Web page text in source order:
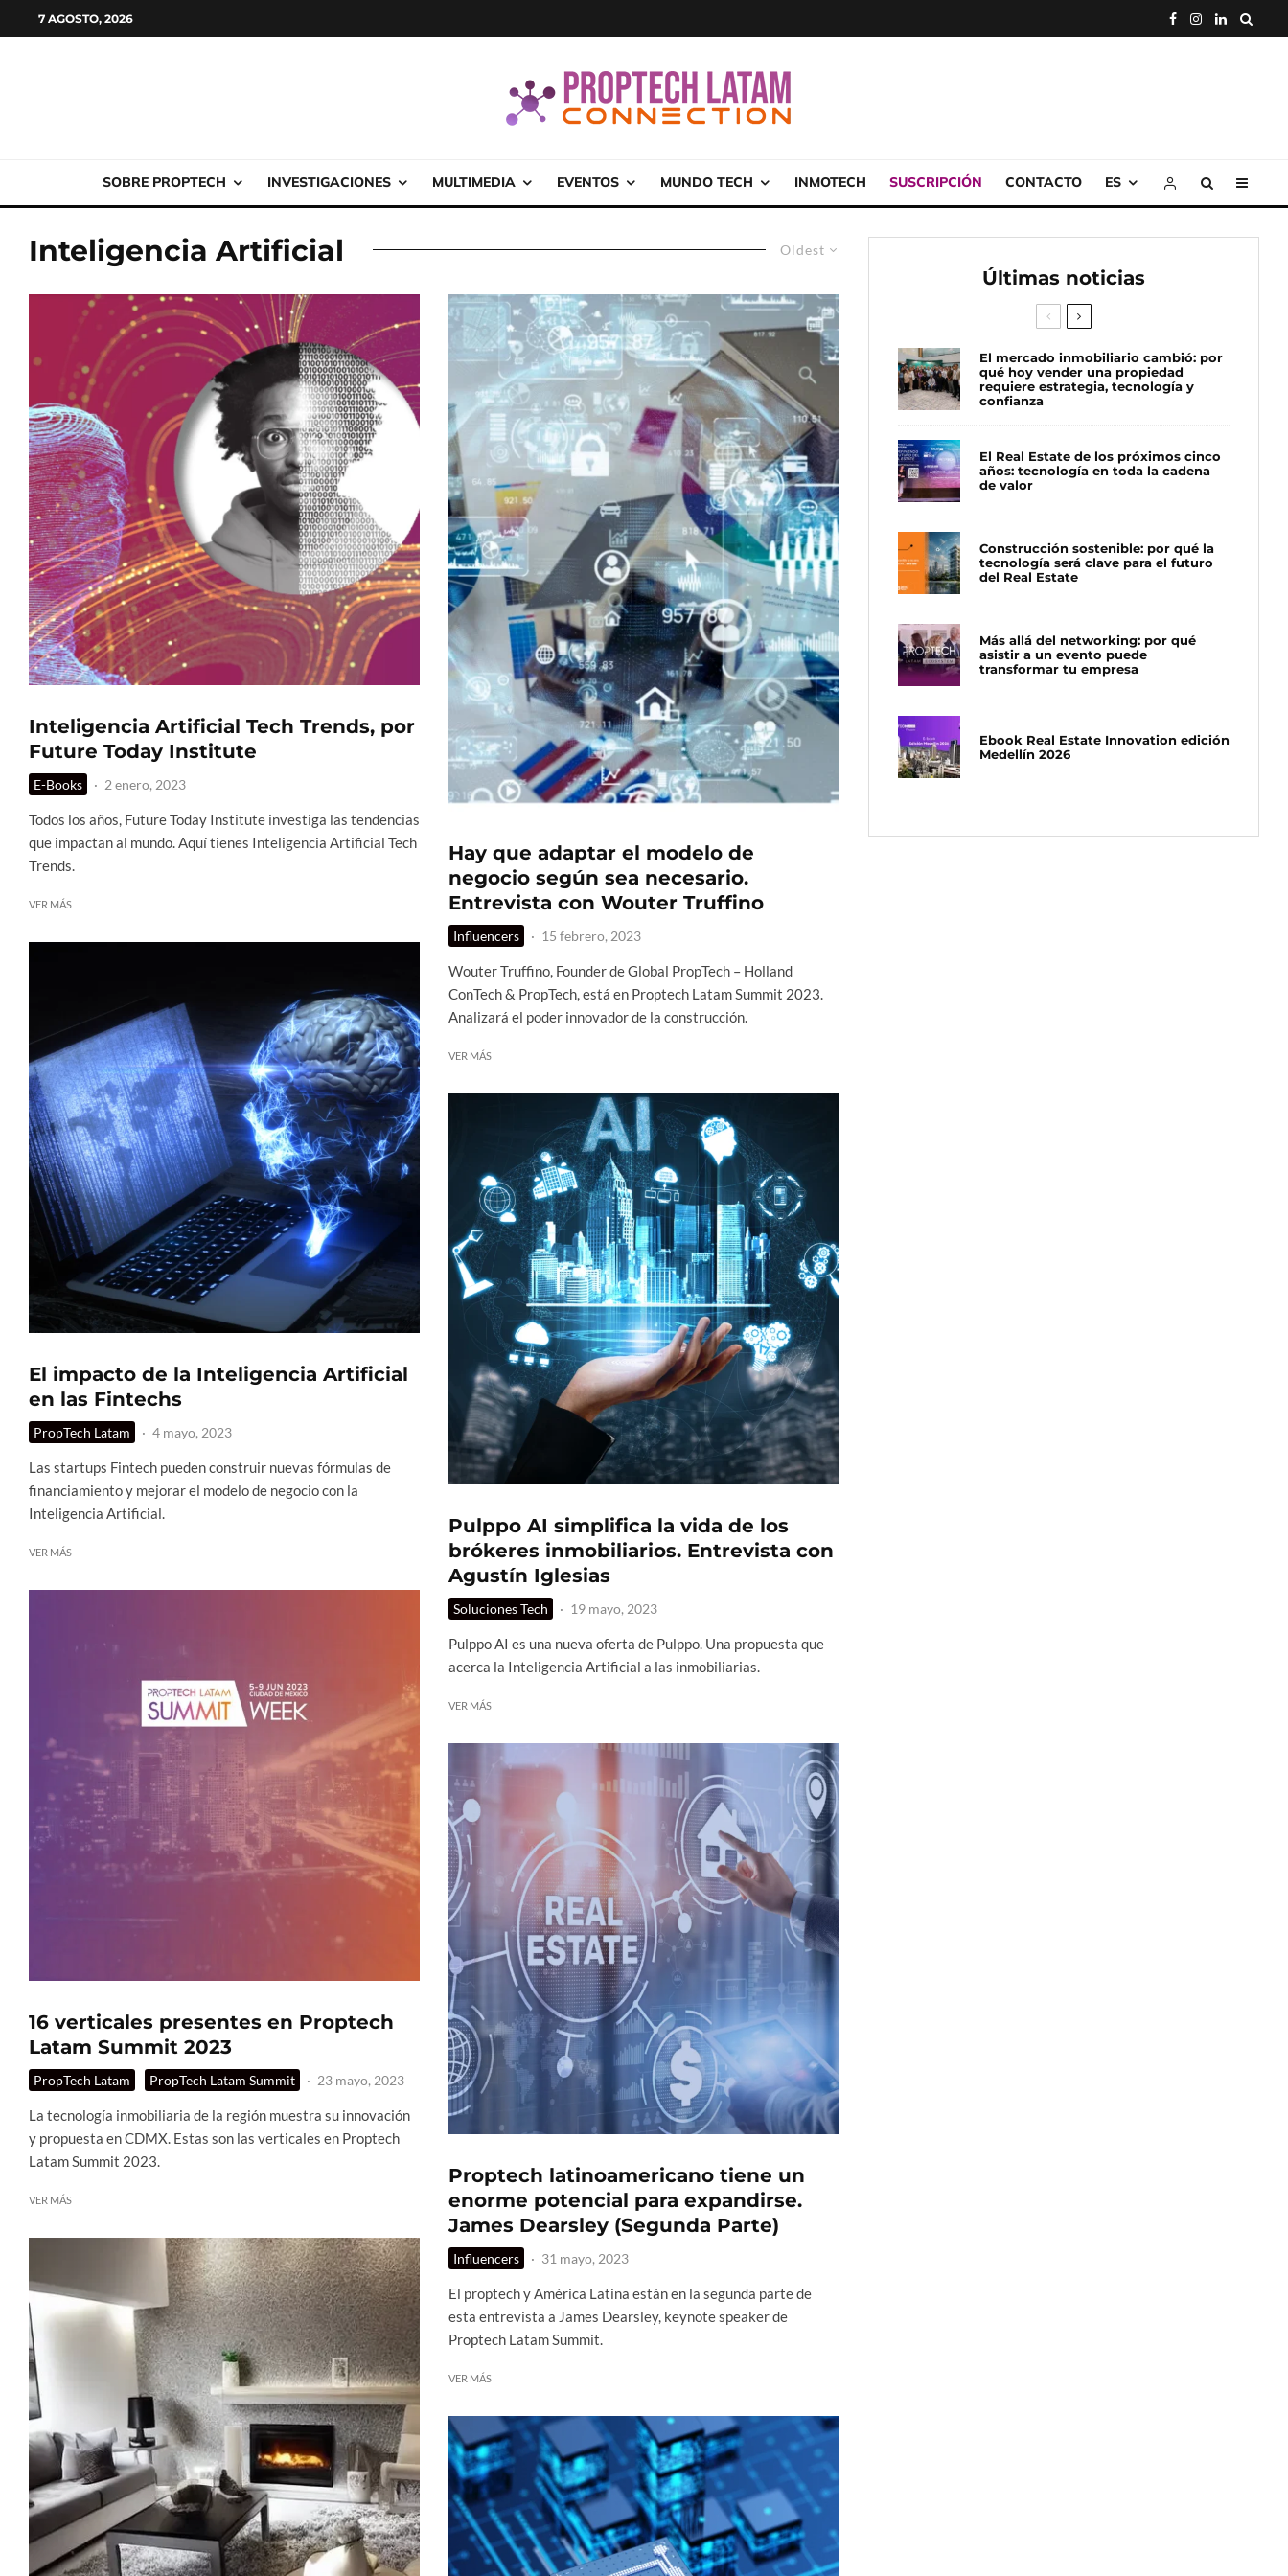
7 AGOSTO, 2026
SOBRE PROPTECH INVESTIGACIONES MULTIMEDIA EVENTOS MUNDO TECH INMOTECH SUSCRIPCIÓN CONTACTO ES
Oldest
Inteligencia Artificial
Inteligencia Artificial Tech Trends, por
Future Today Institute
E-Books · 2 enero, 2023
Todos los años, Future Today Institute investiga las tendencias
que impactan al mundo. Aquí tienes Inteligencia Artificial Tech
Trends.
VER MÁS
El impacto de la Inteligencia Artificial
en las Fintechs
PropTech Latam · 4 mayo, 2023
Las startups Fintech pueden construir nuevas fórmulas de
financiamiento y mejorar el modelo de negocio con la
Inteligencia Artificial.
VER MÁS
16 verticales presentes en Proptech
Latam Summit 2023
PropTech Latam PropTech Latam Summit · 23 mayo, 2023
La tecnología inmobiliaria de la región muestra su innovación
y propuesta en CDMX. Estas son las verticales en Proptech
Latam Summit 2023.
VER MÁS
Hay que adaptar el modelo de
negocio según sea necesario.
Entrevista con Wouter Truffino
Influencers · 15 febrero, 2023
Wouter Truffino, Founder de Global PropTech – Holland
ConTech & PropTech, está en Proptech Latam Summit 2023.
Analizará el poder innovador de la construcción.
VER MÁS
Pulppo AI simplifica la vida de los
brókeres inmobiliarios. Entrevista con
Agustín Iglesias
Soluciones Tech · 19 mayo, 2023
Pulppo AI es una nueva oferta de Pulppo. Una propuesta que
acerca la Inteligencia Artificial a las inmobiliarias.
VER MÁS
Proptech latinoamericano tiene un
enorme potencial para expandirse.
James Dearsley (Segunda Parte)
Influencers · 31 mayo, 2023
El proptech y América Latina están en la segunda parte de
esta entrevista a James Dearsley, keynote speaker de
Proptech Latam Summit.
VER MÁS
Últimas noticias
El mercado inmobiliario cambió: por
qué hoy vender una propiedad
requiere estrategia, tecnología y
confianza
El Real Estate de los próximos cinco
años: tecnología en toda la cadena
de valor
Construcción sostenible: por qué la
tecnología será clave para el futuro
del Real Estate
Más allá del networking: por qué
asistir a un evento puede
transformar tu empresa
Ebook Real Estate Innovation edición
Medellín 2026